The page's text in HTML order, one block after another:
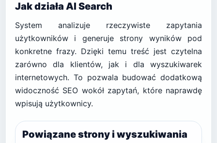
Jak działa AI Search
System analizuje rzeczywiste zapytania
użytkowników i generuje strony wyników pod
konkretne frazy. Dzięki temu treść jest czytelna
zarówno dla klientów, jak i dla wyszukiwarek
internetowych. To pozwala budować dodatkową
widoczność SEO wokół zapytań, które naprawdę
wpisują użytkownicy.
Powiązane strony i wyszukiwania